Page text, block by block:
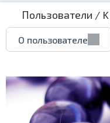
Пользователи / K
О пользователе